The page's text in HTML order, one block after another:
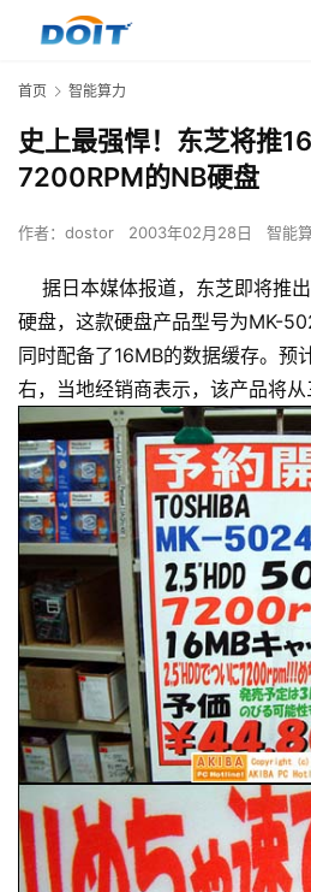
首页 智能算力
史上最强悍！东芝将推
7200RPM的NB硬盘
作者： dostor 2003年02月28日 智能
据日本媒体报道，东芝即将推
硬盘，这款硬盘产品型号为MK-
同时配备了16MB的数据缓存。预
右，当地经销商表示，该产品将从